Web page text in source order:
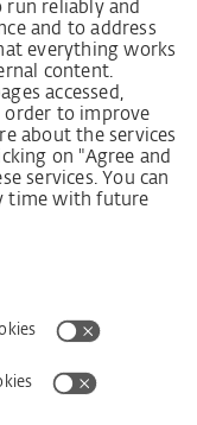
відповідно
у ланцюгах